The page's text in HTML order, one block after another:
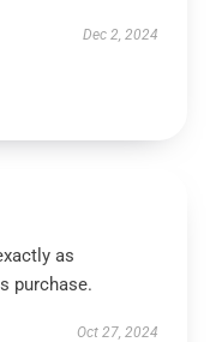
Dec 2, 2024
as
purchase.
Oct 27, 2024